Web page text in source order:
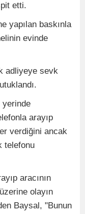
etti.
yapılan baskınla
evinde
adliyeye sevk
yerinde
arayıp
verdiğini ancak
telefonu
aracının
olayın
Baysal, "Bunun